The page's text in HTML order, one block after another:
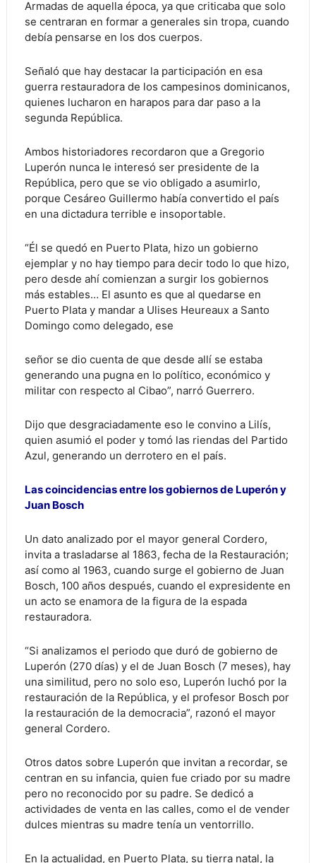
Armadas de aquella época, ya que criticaba que solo
se centraran en formar a generales sin tropa, cuando
debía pensarse en los dos cuerpos.
Señaló que hay destacar la participación en esa
guerra restauradora de los campesinos dominicanos,
quienes lucharon en harapos para dar paso a la
segunda República.
Ambos historiadores recordaron que a Gregorio
Luperón nunca le interesó ser presidente de la
República, pero que se vio obligado a asumirlo,
porque Cesáreo Guillermo había convertido el país
en una dictadura terrible e insoportable.
“Él se quedó en Puerto Plata, hizo un gobierno
ejemplar y no hay tiempo para decir todo lo que hizo,
pero desde ahí comienzan a surgir los gobiernos
más estables… El asunto es que al quedarse en
Puerto Plata y mandar a Ulises Heureaux a Santo
Domingo como delegado, ese
señor se dio cuenta de que desde allí se estaba
generando una pugna en lo político, económico y
militar con respecto al Cibao”, narró Guerrero.
Dijo que desgraciadamente eso le convino a Lilís,
quien asumió el poder y tomó las riendas del Partido
Azul, generando un derrotero en el país.
Las coincidencias entre los gobiernos de Luperón y
Juan Bosch
Un dato analizado por el mayor general Cordero,
invita a trasladarse al 1863, fecha de la Restauración;
así como al 1963, cuando surge el gobierno de Juan
Bosch, 100 años después, cuando el expresidente en
un acto se enamora de la figura de la espada
restauradora.
“Si analizamos el periodo que duró de gobierno de
Luperón (270 días) y el de Juan Bosch (7 meses), hay
una similitud, pero no solo eso, Luperón luchó por la
restauración de la República, y el profesor Bosch por
la restauración de la democracia”, razonó el mayor
general Cordero.
Otros datos sobre Luperón que invitan a recordar, se
centran en su infancia, quien fue criado por su madre
pero no reconocido por su padre. Se dedicó a
actividades de venta en las calles, como el de vender
dulces mientras su madre tenía un ventorrillo.
En la actualidad, en Puerto Plata, su tierra natal, la